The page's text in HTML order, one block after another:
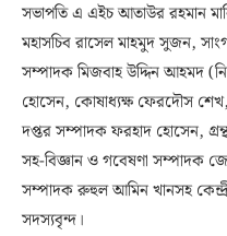
সভাপতি এ এইচ আতাউর রহমান
মহাসচিব রাসেল মাহমুদ সুজন,
সম্পাদক মিজবাহ উদ্দিন আহমদ
হোসেন, কোষাধ্যক্ষ ফেরদৌস
দপ্তর সম্পাদক ফরহাদ হোসেন,
সহ-বিজ্ঞান ও গবেষণা সম্পাদক
সম্পাদক রুহুল আমিন খানসহ
সদস্যবৃন্দ।